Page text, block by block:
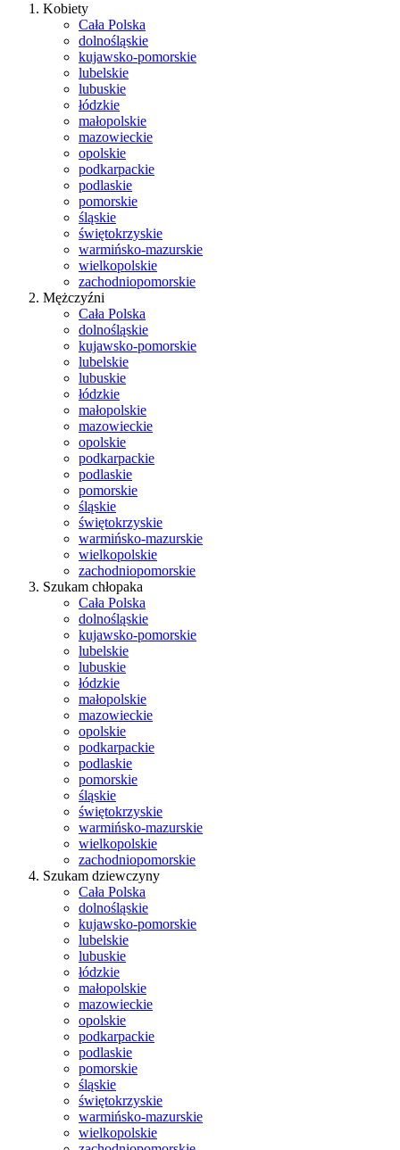
Kobiety
Cała Polska
dolnośląskie
kujawsko-pomorskie
lubelskie
lubuskie
łódzkie
małopolskie
mazowieckie
opolskie
podkarpackie
podlaskie
pomorskie
śląskie
świętokrzyskie
warmińsko-mazurskie
wielkopolskie
zachodniopomorskie
Mężczyźni
Cała Polska
dolnośląskie
kujawsko-pomorskie
lubelskie
lubuskie
łódzkie
małopolskie
mazowieckie
opolskie
podkarpackie
podlaskie
pomorskie
śląskie
świętokrzyskie
warmińsko-mazurskie
wielkopolskie
zachodniopomorskie
Szukam chłopaka
Cała Polska
dolnośląskie
kujawsko-pomorskie
lubelskie
lubuskie
łódzkie
małopolskie
mazowieckie
opolskie
podkarpackie
podlaskie
pomorskie
śląskie
świętokrzyskie
warmińsko-mazurskie
wielkopolskie
zachodniopomorskie
Szukam dziewczyny
Cała Polska
dolnośląskie
kujawsko-pomorskie
lubelskie
lubuskie
łódzkie
małopolskie
mazowieckie
opolskie
podkarpackie
podlaskie
pomorskie
śląskie
świętokrzyskie
warmińsko-mazurskie
wielkopolskie